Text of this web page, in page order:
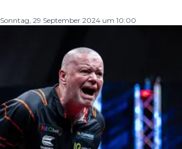
Sonntag, 29 September 2024 um 10:00